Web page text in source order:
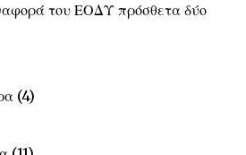
του ΕΟΔΥ πρόσθετα δύο
(4)